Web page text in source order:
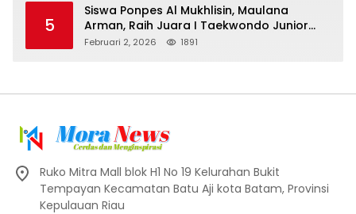
5
Siswa Ponpes Al Mukhlisin, Maulana
Arman, Raih Juara I Taekwondo Junior
Putra di Riau National Championship 2026
Februari 2, 2026 1891
Ruko Mitra Mall blok H1 No 19 Kelurahan Bukit
Tempayan Kecamatan Batu Aji kota Batam, Provinsi
Kepulauan Riau